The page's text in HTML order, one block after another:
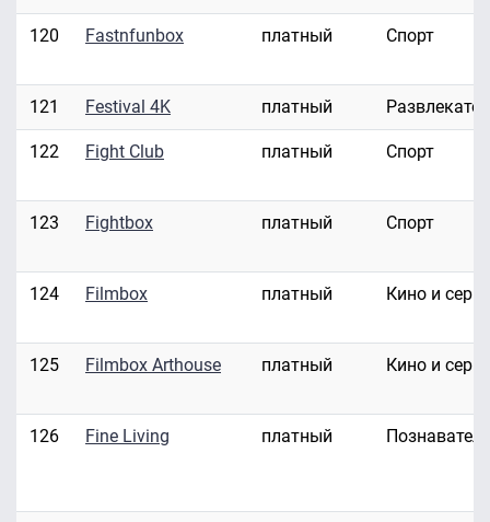
120 Fastnfunbox платный Спорт
121 Festival 4K платный
122 Fight Club платный Спорт
123 Fightbox платный Спорт
124 Filmbox платный Кино и
125 Filmbox Arthouse платный Кино и
126 Fine Living платный